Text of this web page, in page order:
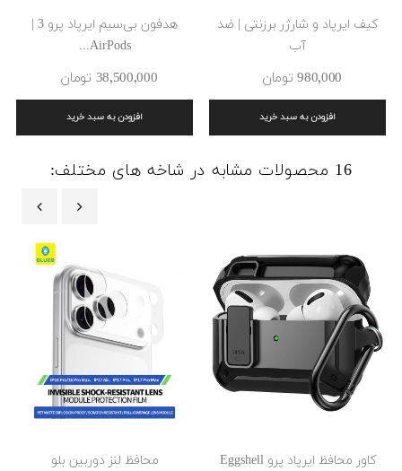
کیف ایرپاد و شارژر برزنتی | ضد
آب
980٬000 ‎تومان
افزودن به سبد خرید
هدفون بی‌سیم ایرپاد پرو 3 |
AirPods...
38٬500٬000 ‎تومان
افزودن به سبد خرید
16 محصولات مشابه در شاخه های مختلف:
کاور محافظ ایرپاد پرو Eggshell
محافظ لنز دوربین بلو
‹